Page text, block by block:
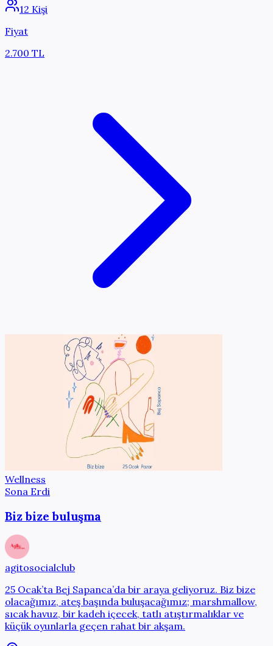
12 Kişi
Fiyat
2.700 TL
Wellness
Sona Erdi
Biz bize buluşma
agitosocialclub
25 Ocak’ta Bej Sapanca’da bir araya geliyoruz. Biz bize
olacağımız, ateş başında buluşacağımız; marshmallow,
sıcak havuz, bir kadeh içecek, tatlı atıştırmalıklar ve
küçük oyunlarla geçen rahat bir akşam.